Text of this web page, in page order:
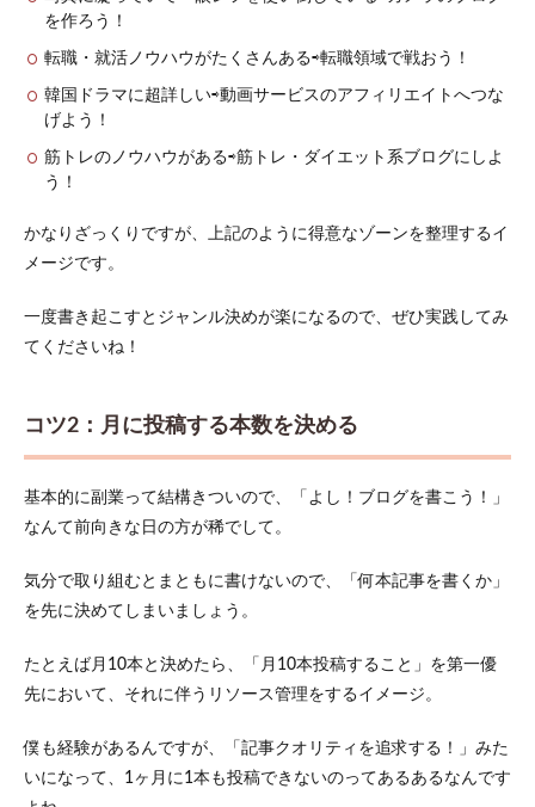
を作ろう！
転職・就活ノウハウがたくさんある⇨転職領域で戦おう！
韓国ドラマに超詳しい⇨動画サービスのアフィリエイトへつな
げよう！
筋トレのノウハウがある⇨筋トレ・ダイエット系ブログにしよ
う！
かなりざっくりですが、上記のように得意なゾーンを整理するイ
メージです。
一度書き起こすとジャンル決めが楽になるので、ぜひ実践してみ
てくださいね！
コツ2：月に投稿する本数を決める
基本的に副業って結構きついので、「よし！ブログを書こう！」
なんて前向きな日の方が稀でして。
気分で取り組むとまともに書けないので、「何本記事を書くか」
を先に決めてしまいましょう。
たとえば月10本と決めたら、「月10本投稿すること」を第一優
先において、それに伴うリソース管理をするイメージ。
僕も経験があるんですが、「記事クオリティを追求する！」みた
いになって、1ヶ月に1本も投稿できないのってあるあるなんです